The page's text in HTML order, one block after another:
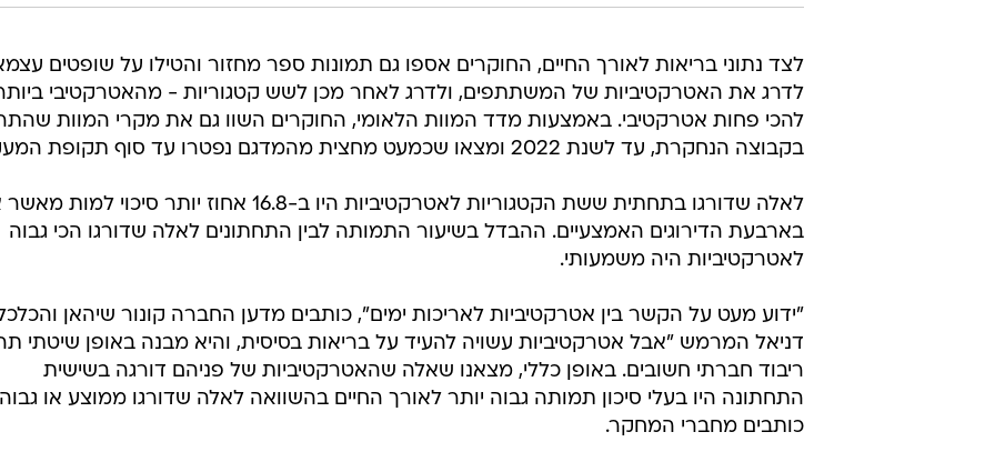
לצד נתוני בריאות לאורך החיים, החוקרים אספו גם תמונות ספר מחזור והטילו על שופטים
לדרג את האטרקטיביות של המשתתפים, ולדרג לאחר מכן לשש קטגוריות - מהאטרקטיבי
להכי פחות אטרקטיבי. באמצעות מדד המוות הלאומי, החוקרים השוו גם את מקרי המוות
בקבוצה הנחקרת, עד לשנת 2022 ומצאו שכמעט מחצית מהמדגם נפטרו עד סוף תקופת המעקב.
לאלה שדורגו בתחתית ששת הקטגוריות לאטרקטיביות היו ב-16.8 אחוז יותר סיכוי
בארבעת הדירוגים האמצעיים. ההבדל בשיעור התמותה לבין התחתונים לאלה שדורגו הכי גבוה
לאטרקטיביות היה משמעותי.
"ידוע מעט על הקשר בין אטרקטיביות לאריכות ימים", כותבים מדען החברה קונור שיהאן
דניאל המרמש "אבל אטרקטיביות עשויה להעיד על בריאות בסיסית, והיא מבנה באופן שיטתי
ריבוד חברתי חשובים. באופן כללי, מצאנו שאלה שהאטרקטיביות של פניהם דורגה בשישית
התחתונה היו בעלי סיכון תמותה גבוה יותר לאורך החיים בהשוואה לאלה שדורגו ממוצע או
כותבים מחברי המחקר.